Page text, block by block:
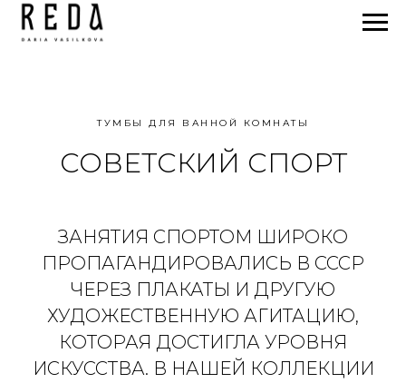
ТУМБЫ ДЛЯ ВАННОЙ КОМНАТЫ
СОВЕТСКИЙ СПОРТ
ЗАНЯТИЯ СПОРТОМ ШИРОКО
ПРОПАГАНДИРОВАЛИСЬ В СССР
ЧЕРЕЗ ПЛАКАТЫ И ДРУГУЮ
ХУДОЖЕСТВЕННУЮ АГИТАЦИЮ,
КОТОРАЯ ДОСТИГЛА УРОВНЯ
ИСКУССТВА. В НАШЕЙ КОЛЛЕКЦИИ